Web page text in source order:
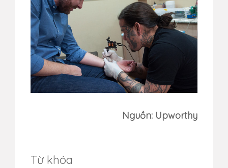
Nguồn: Upworthy
Từ khóa